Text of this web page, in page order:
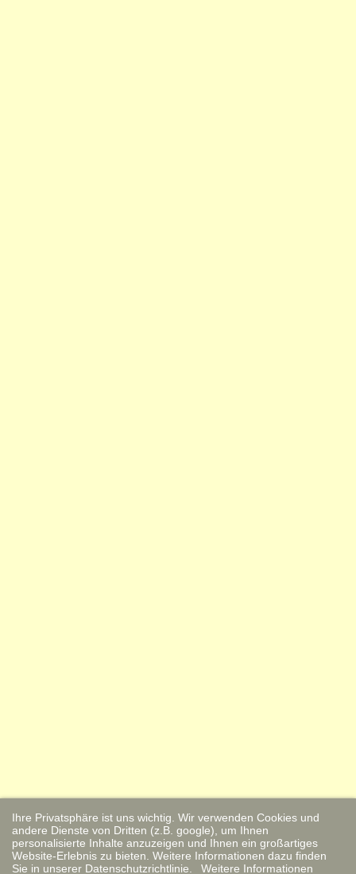
Ihre Privatsphäre ist uns wichtig. Wir verwenden Cookies und
andere Dienste von Dritten (z.B. google), um Ihnen
personalisierte Inhalte anzuzeigen und Ihnen ein großartiges
Website-Erlebnis zu bieten. Weitere Informationen dazu finden
Sie in unserer Datenschutzrichtlinie.
Weitere Informationen